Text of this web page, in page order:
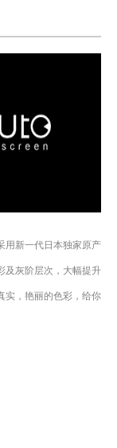
用新一代日本独家原产
及灰阶层次，大幅提升
实，艳丽的色彩，给你